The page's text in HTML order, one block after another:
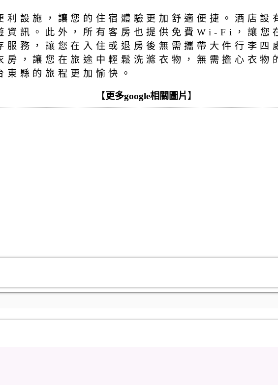
利設施，讓您的住宿體驗更加舒適便捷。酒店
資訊。此外，所有客房也提供免費Wi-Fi，讓您
服務，讓您在入住或退房後無需攜帶大件行李四
房，讓您在旅途中輕鬆洗滌衣物，無需擔心衣物
縣的旅程更加愉快。
【更多google相關圖片 】